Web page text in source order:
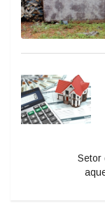
Setor